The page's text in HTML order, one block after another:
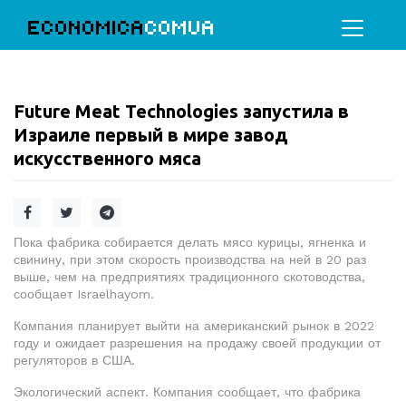
ECONOMICACOMUA
Future Meat Technologies запустила в
Израиле первый в мире завод
искусственного мяса
Пока фабрика собирается делать мясо курицы, ягненка и
свинину, при этом скорость производства на ней в 20 раз
выше, чем на предприятиях традиционного скотоводства,
сообщает Israelhayom.
Компания планирует выйти на американский рынок в 2022
году и ожидает разрешения на продажу своей продукции от
регуляторов в США.
Экологический аспект. Компания сообщает, что фабрика